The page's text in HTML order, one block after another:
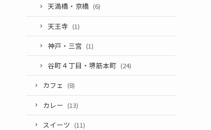
天満橋・京橋 (6)
天王寺 (1)
神戸・三宮 (1)
谷町４丁目・堺筋本町 (24)
カフェ (8)
カレー (13)
スイーツ (11)